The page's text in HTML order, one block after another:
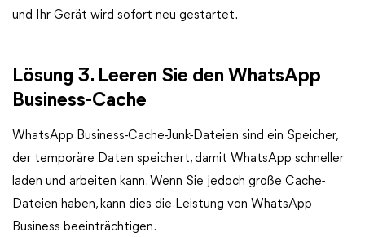
und Ihr Gerät wird sofort neu gestartet.
Lösung 3. Leeren Sie den WhatsApp
Business-Cache
WhatsApp Business-Cache-Junk-Dateien sind ein Speicher,
der temporäre Daten speichert, damit WhatsApp schneller
laden und arbeiten kann. Wenn Sie jedoch große Cache-
Dateien haben, kann dies die Leistung von WhatsApp
Business beeinträchtigen.